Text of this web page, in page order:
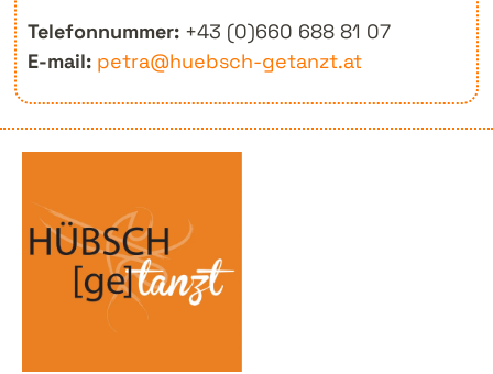
Telefonnummer: +43 (0)660 688 81 07
E-mail: petra@huebsch-getanzt.at